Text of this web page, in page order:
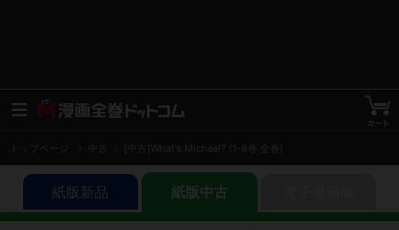
トップページ 中古 [中古]What's Michael? (1-8巻 全巻)
紙版新品 紙版中古